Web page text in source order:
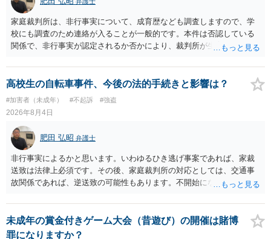
家庭裁判所は、非行事実について、成育歴なども調査しますので、学
校にも調査のため連絡が入ることが一般的です。本件は否認している
関係で、非行事実が認定されるか否かにより、裁判所が生育歴なども
ば無罪であり、非行がないのですから、その先の調査はないかと思い
ます。ご参考にしてください。
高校生の自転車事件、今後の法的手続きと影響は？
#加害者（未成年） #不起訴 #強盗
2026年8月4日
肥田 弘昭 弁護士
非行事実によるかと思います。いわゆるひき逃げ事案であれば、家裁
送致は法律上必須です。その後、家庭裁判所の対応としては、交通事
故関係であれば、逆送致の可能性もあります。不開始になるかどうか
未成年の賞金付きゲーム大会（昔遊び）の開催は賭博
罪になりますか？